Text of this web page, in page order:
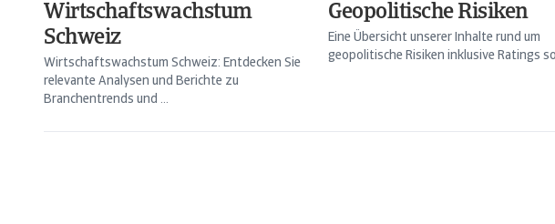
Wirtschaftswachstum
Schweiz
Wirtschaftswachstum Schweiz: Entdecken Sie
relevante Analysen und Berichte zu
Branchentrends und ...
Geopolitische Risiken
Eine Übersicht unserer Inhalte rund um
geopolitische Risiken inklusive Ratings